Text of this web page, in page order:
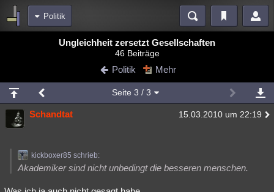
Politik
Blogs
Chat Wiki Neuigkeiten
meine Rubriken
Menschen Wissenschaft Mystery Kriminalfälle
Natur Umfragen Unterhaltung
Ungleichheit zersetzt Gesellschaften
46 Beiträge
Politik Mehr
Seite 3 / 3
Schandtat 15.03.2010 um 22:19
kickboxer85 schrieb:
Akademiker sind nicht unbedingt die besseren menschen.